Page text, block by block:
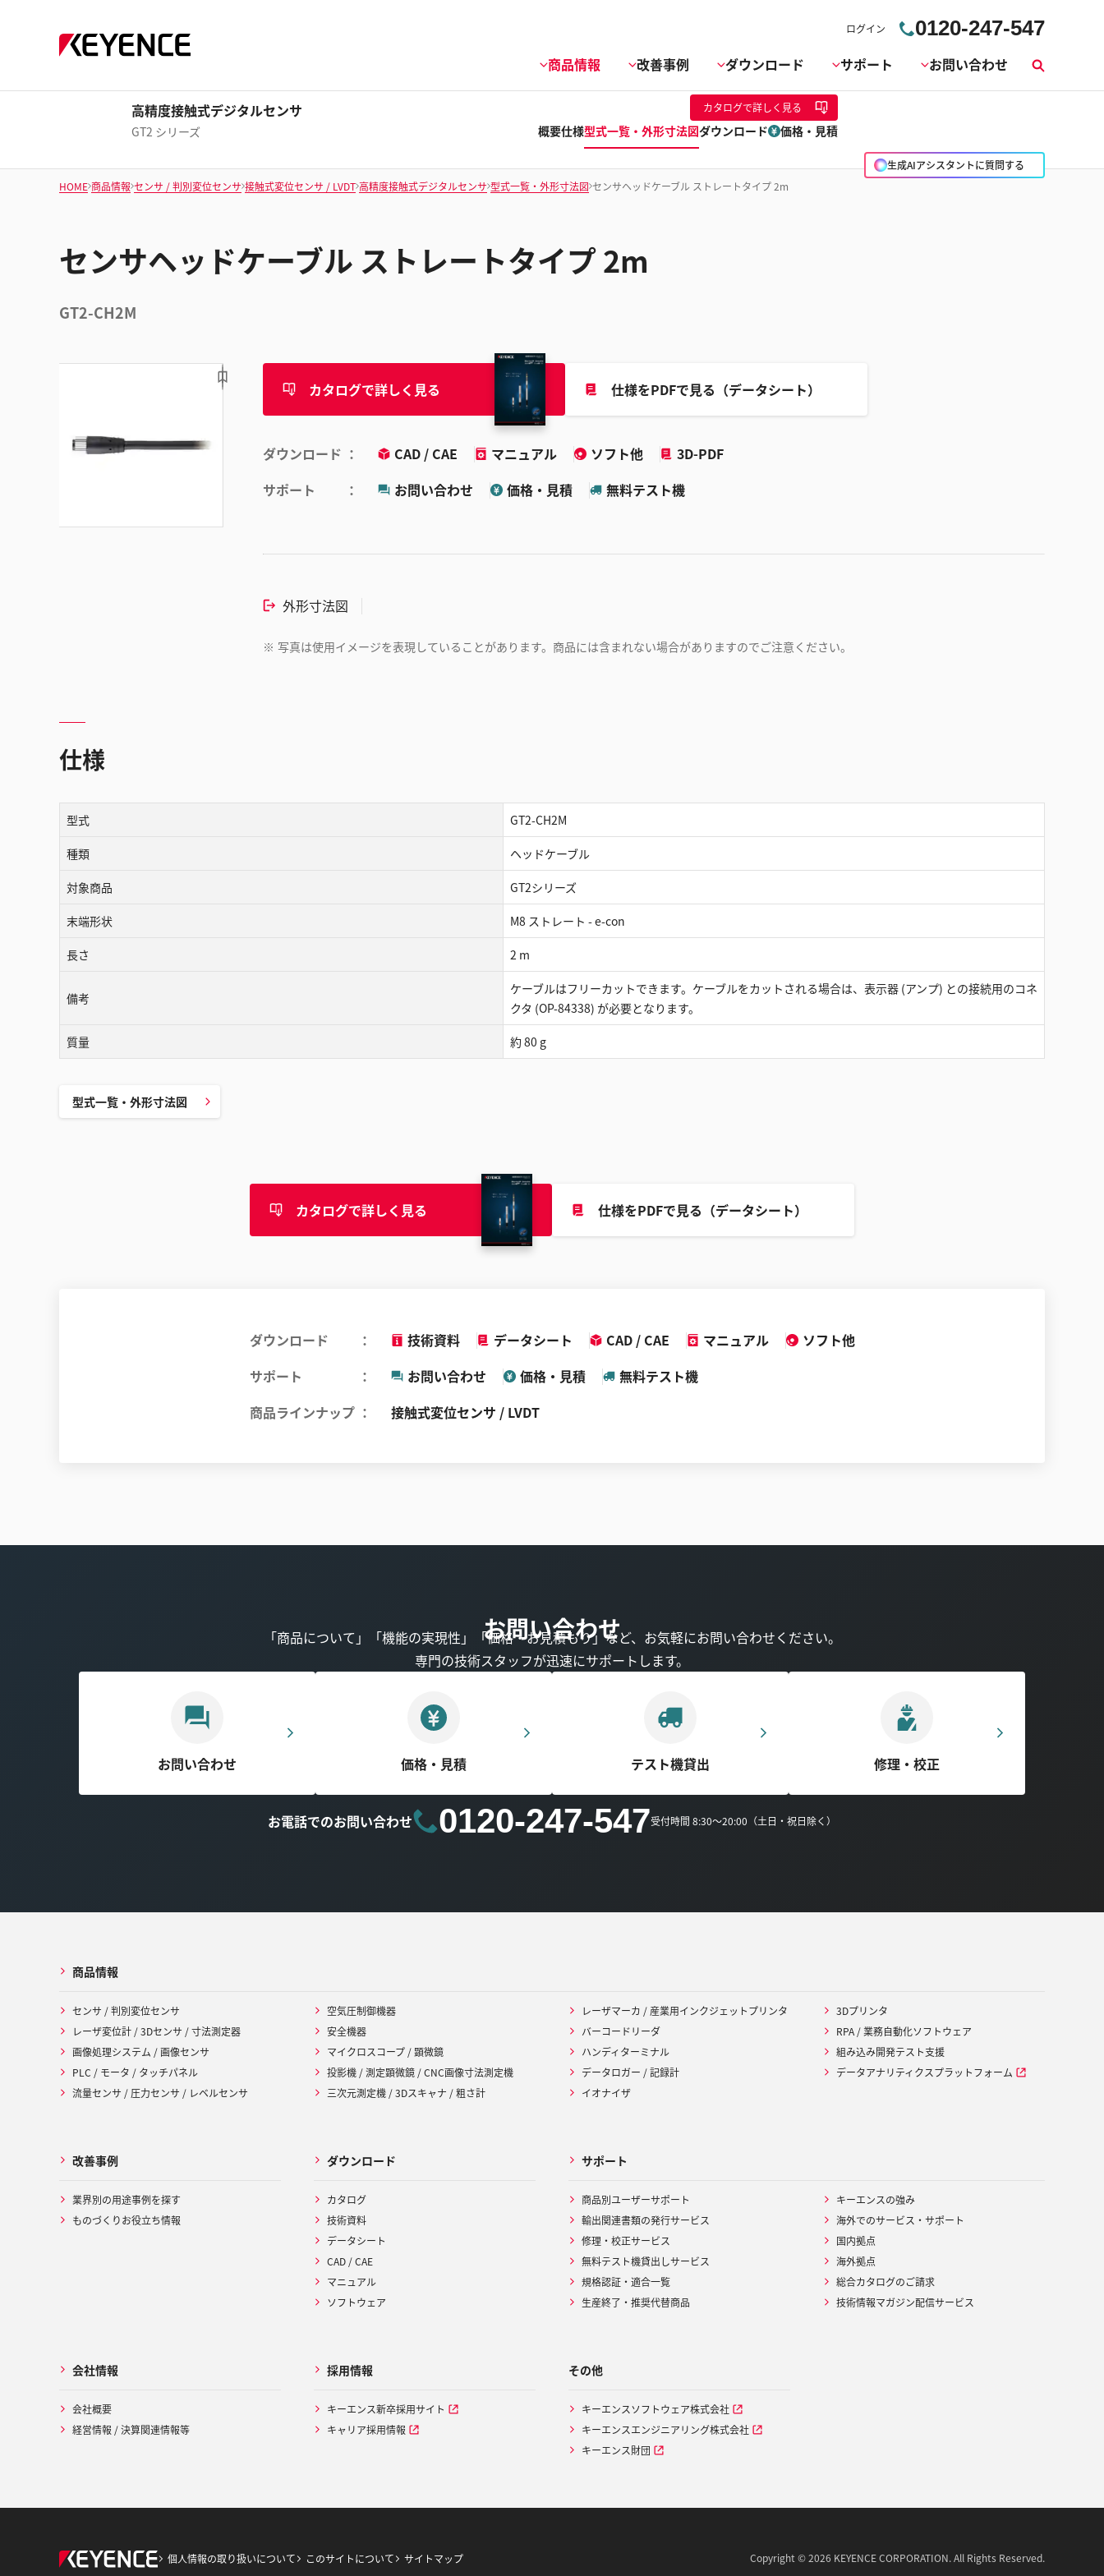
ログイン 0120-247-547
商品情報 改善事例 ダウンロード サポート お問い合わせ
索
高精度接触式デジタルセンサ
GT2 シリーズ
生成AIアシスタントに質問する
カタログで詳しく見る
概要仕様型式一覧・外形寸法図ダウンロード 価格・見積
HOME 商品情報 センサ / 判別変位センサ 接触式変位センサ / LVDT 高精度接触式デジタルセンサ 型式一覧・外形寸法図 センサヘッドケーブル ストレートタイプ 2m
センサヘッドケーブル ストレートタイプ 2m
GT2-CH2M
カタログで詳しく見る 仕様をPDFで見る（データシート）
ダウンロード CAD / CAE マニュアル ソフト他
3D-PDF
サポート
お問い合わせ 価格・見積 無料テスト機
外形寸法図
※ 写真は使用イメージを表現していることがあります。商品には含まれない場合がありますのでご注意ください。
仕様
型式 GT2-CH2M
種類 ヘッドケーブル
対象商品 GT2シリーズ
末端形状 M8 ストレート - e-con
長さ 2 m
備考
ケーブルはフリーカットできます。ケーブルをカットされる場合は、表示器 (アンプ) との接続用のコネ
クタ (OP-84338) が必要となります。
質量 約 80 g
型式一覧・外形寸法図
カタログで詳しく見る 仕様をPDFで見る（データシート）
ダウンロード 技術資料 データシート CAD / CAE マニュアル
ソフト他
サポート
お問い合わせ 価格・見積
無料テスト機
商品ラインナップ
接触式変位センサ / LVDT
お問い合わせ
「商品について」「機能の実現性」「価格・お見積もり」など、お気軽にお問い合わせください。
専門の技術スタッフが迅速にサポートします。
お問い合わせ 価格・見積 テスト機貸出 修理・校正
お電話でのお問い合わせ 0120-247-547受付時間 8:30～20:00（土日・祝日除く）
商品情報
センサ / 判別変位センサ
レーザ変位計 / 3Dセンサ / 寸法測定器
画像処理システム / 画像センサ
PLC / モータ / タッチパネル
流量センサ / 圧力センサ / レベルセンサ
空気圧制御機器
安全機器
マイクロスコープ / 顕微鏡
投影機 / 測定顕微鏡 / CNC画像寸法測定機
三次元測定機 / 3Dスキャナ / 粗さ計
レーザマーカ / 産業用インクジェットプリンタ
バーコードリーダ
ハンディターミナル
データロガー / 記録計
イオナイザ
3Dプリンタ
RPA / 業務自動化ソフトウェア
組み込み開発テスト支援
データアナリティクスプラットフォーム
改善事例
業界別の用途事例を探す
ものづくりお役立ち情報
ダウンロード
カタログ
技術資料
データシート
CAD / CAE
マニュアル
ソフトウェア
サポート
商品別ユーザーサポート
輸出関連書類の発行サービス
修理・校正サービス
無料テスト機貸出しサービス
規格認証・適合一覧
生産終了・推奨代替商品
キーエンスの強み
海外でのサービス・サポート
国内拠点
海外拠点
総合カタログのご請求
技術情報マガジン配信サービス
会社情報
会社概要
経営情報 / 決算関連情報等
採用情報
キーエンス新卒採用サイト
キャリア採用情報
その他
キーエンスソフトウェア株式会社
キーエンスエンジニアリング株式会社
キーエンス財団
個人情報の取り扱いについて このサイトについて サイトマップ Copyright © 2026 KEYENCE CORPORATION. All Rights Reserved.